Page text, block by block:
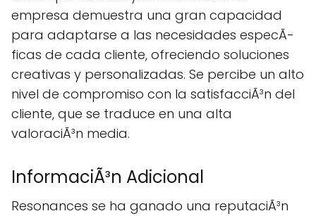
empresa demuestra una gran capacidad
para adaptarse a las necesidades especÃ­
ficas de cada cliente, ofreciendo soluciones
creativas y personalizadas. Se percibe un alto
nivel de compromiso con la satisfacciÃ³n del
cliente, que se traduce en una alta
valoraciÃ³n media.
InformaciÃ³n Adicional
Resonances se ha ganado una reputaciÃ³n